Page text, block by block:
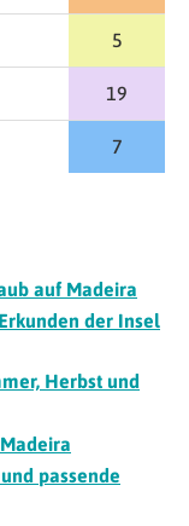
5
19
7
auf Madeira
der Insel
Herbst und
passende